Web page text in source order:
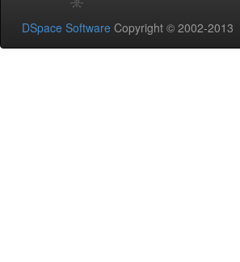
DSpace Software Copyright © 2002-2013